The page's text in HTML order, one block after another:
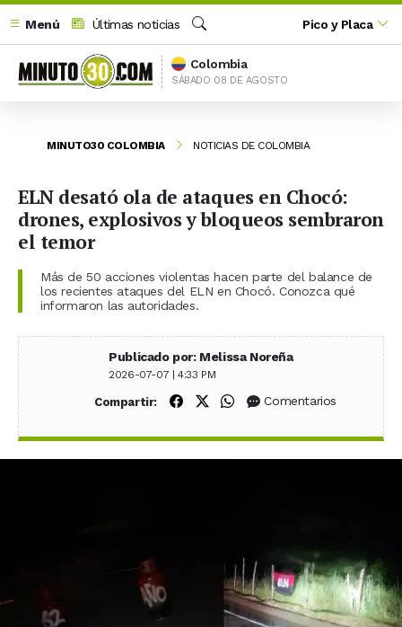
Menú
Últimas noticias
Buscar
Pico y Placa
Colombia
SÁBADO 08 DE AGOSTO
MINUTO30 COLOMBIA NOTICIAS DE COLOMBIA
ELN desató ola de ataques en Chocó:
drones, explosivos y bloqueos sembraron
el temor
Más de 50 acciones violentas hacen parte del balance de
los recientes ataques del ELN en Chocó. Conozca qué
informaron las autoridades.
Publicado por: Melissa Noreña
2026-07-07 | 4:33 PM
Compartir: Compartir en Facebook
Compartir en X (Twitter)
Compartir en WhatsApp
Comentarios